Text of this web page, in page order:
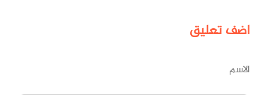
اضفتعليق
الاسم